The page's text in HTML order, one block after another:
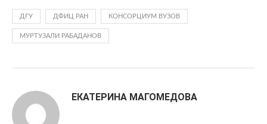
ДГУ ДФИЦ РАН КОНСОРЦИУМ ВУЗОВ
МУРТУЗАЛИ РАБАДАНОВ
ЕКАТЕРИНА МАГОМЕДОВА